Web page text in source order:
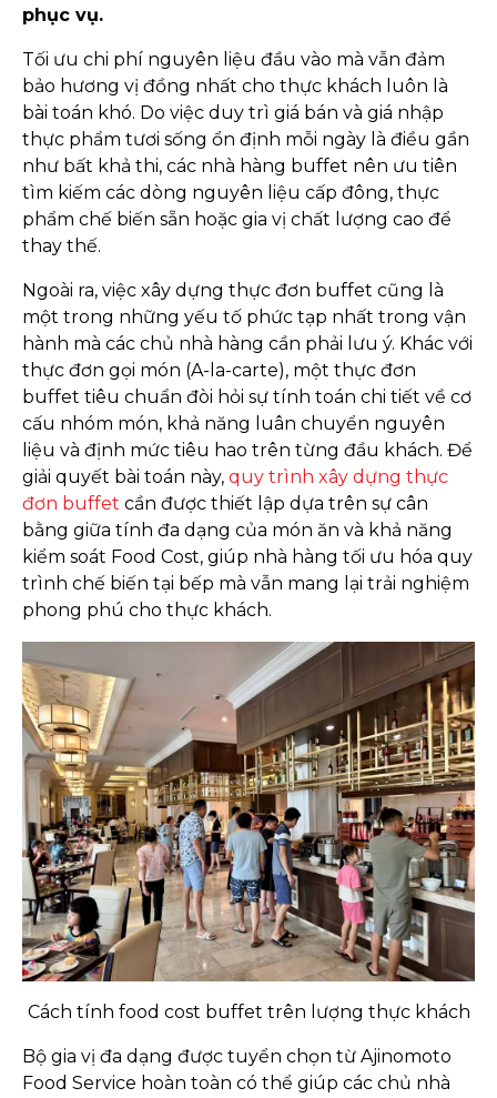
phục vụ.
Tối ưu chi phí nguyên liệu đầu vào mà vẫn đảm
bảo hương vị đồng nhất cho thực khách luôn là
bài toán khó. Do việc duy trì giá bán và giá nhập
thực phẩm tươi sống ổn định mỗi ngày là điều gần
như bất khả thi, các nhà hàng buffet nên ưu tiên
tìm kiếm các dòng nguyên liệu cấp đông, thực
phẩm chế biến sẵn hoặc gia vị chất lượng cao để
thay thế.
Ngoài ra, việc xây dựng thực đơn buffet cũng là
một trong những yếu tố phức tạp nhất trong vận
hành mà các chủ nhà hàng cần phải lưu ý. Khác với
thực đơn gọi món (A-la-carte), một thực đơn
buffet tiêu chuẩn đòi hỏi sự tính toán chi tiết về cơ
cấu nhóm món, khả năng luân chuyển nguyên
liệu và định mức tiêu hao trên từng đầu khách. Để
giải quyết bài toán này, quy trình xây dựng thực
đơn buffet cần được thiết lập dựa trên sự cân
bằng giữa tính đa dạng của món ăn và khả năng
kiểm soát Food Cost, giúp nhà hàng tối ưu hóa quy
trình chế biến tại bếp mà vẫn mang lại trải nghiệm
phong phú cho thực khách.
Cách tính food cost buffet trên lượng thực khách
Bộ gia vị đa dạng được tuyển chọn từ Ajinomoto
Food Service hoàn toàn có thể giúp các chủ nhà